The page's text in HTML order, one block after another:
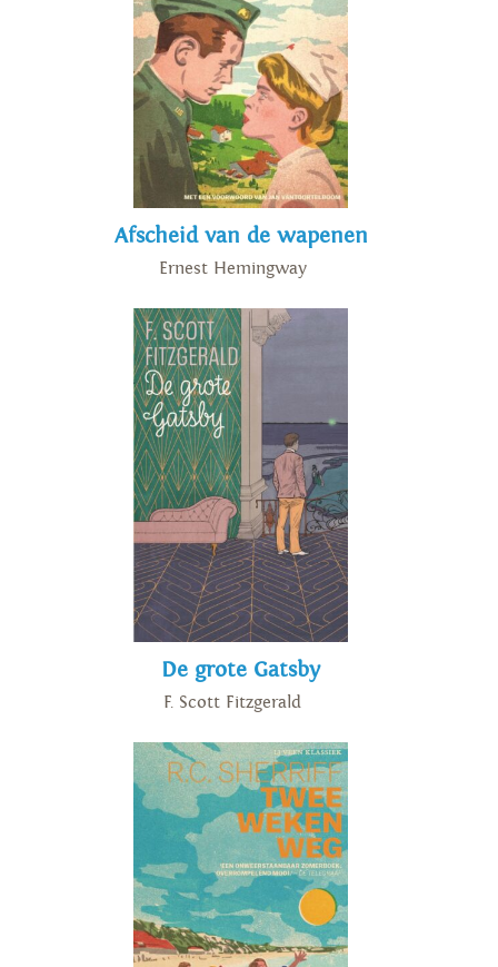
ethische normen uit die tijd. In
juni 2023 zal een herspelde
De Berg van Licht
Afscheid van de wapenen
Ernest Hemingway
De grote Gatsby
F. Scott Fitzgerald